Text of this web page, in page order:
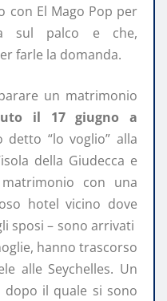
con El Mago Pop per
sul palco e che,
farle la domanda.
un matrimonio
il 17 giugno a
detto “lo voglio” alla
della Giudecca e
con una
hotel vicino dove
sposi – sono arrivati
hanno trascorso
alle Seychelles. Un
il quale si sono